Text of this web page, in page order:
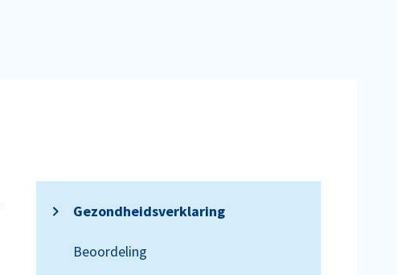
Gezondheidsverklaring
Beoordeling